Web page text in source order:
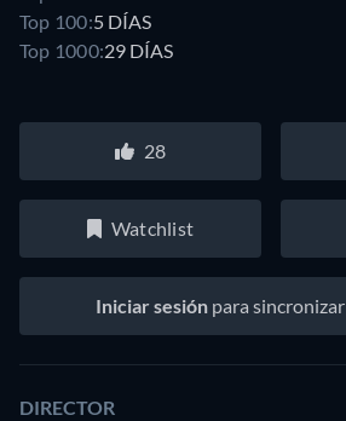
Top 100:5 DÍAS
Top 1000:29 DÍAS
28
Watchlist
Iniciar sesión para
DIRECTOR